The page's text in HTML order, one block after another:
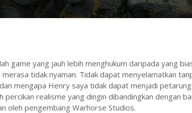
game yang jauh lebih menghukum daripada yang
tidak nyaman. Tidak dapat menyelamatkan
mengapa Henry saya tidak dapat menjadi
percikan realisme yang dingin dibandingkan dengan
oleh pengembang Warhorse Studios.